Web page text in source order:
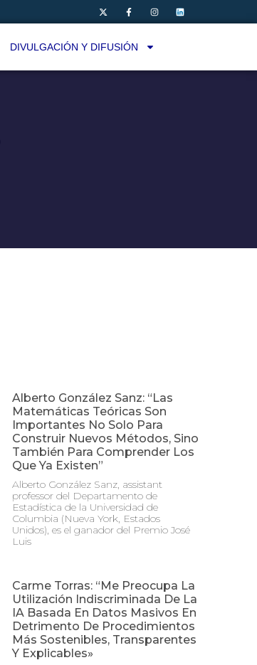
DIVULGACIÓN Y DIFUSIÓN
Alberto González Sanz: “Las
Matemáticas Teóricas Son
Importantes No Solo Para
Construir Nuevos Métodos, Sino
También Para Comprender Los
Que Ya Existen”
Alberto González Sanz, assistant
professor del Departamento de
Estadística de la Universidad de
Columbia (Nueva York, Estados
Unidos), es el ganador del Premio José
Luis
Carme Torras: “Me Preocupa La
Utilización Indiscriminada De La
IA Basada En Datos Masivos En
Detrimento De Procedimientos
Más Sostenibles, Transparentes
Y Explicables»